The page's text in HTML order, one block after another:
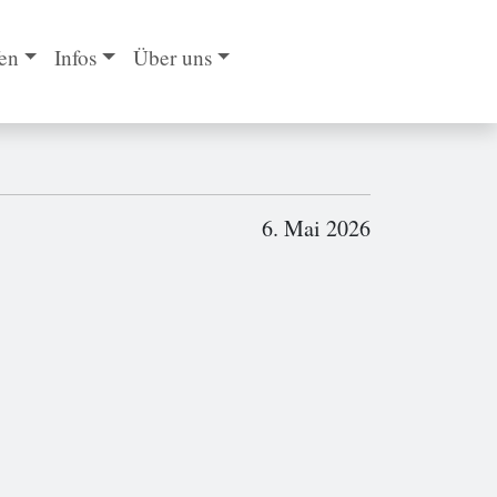
Infos Über uns
6. Mai 2026